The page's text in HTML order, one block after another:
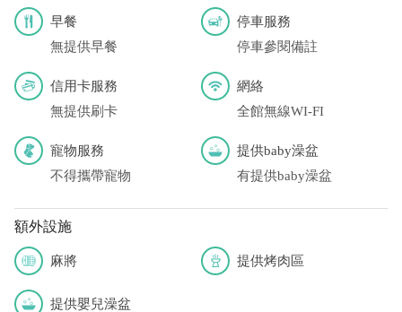
早餐
無提供早餐
停車服務
停車參閱備註
信用卡服務
無提供刷卡
網絡
全館無線WI-FI
寵物服務
不得攜帶寵物
提供baby澡盆
有提供baby澡盆
額外設施
麻將 提供烤肉區
提供嬰兒澡盆